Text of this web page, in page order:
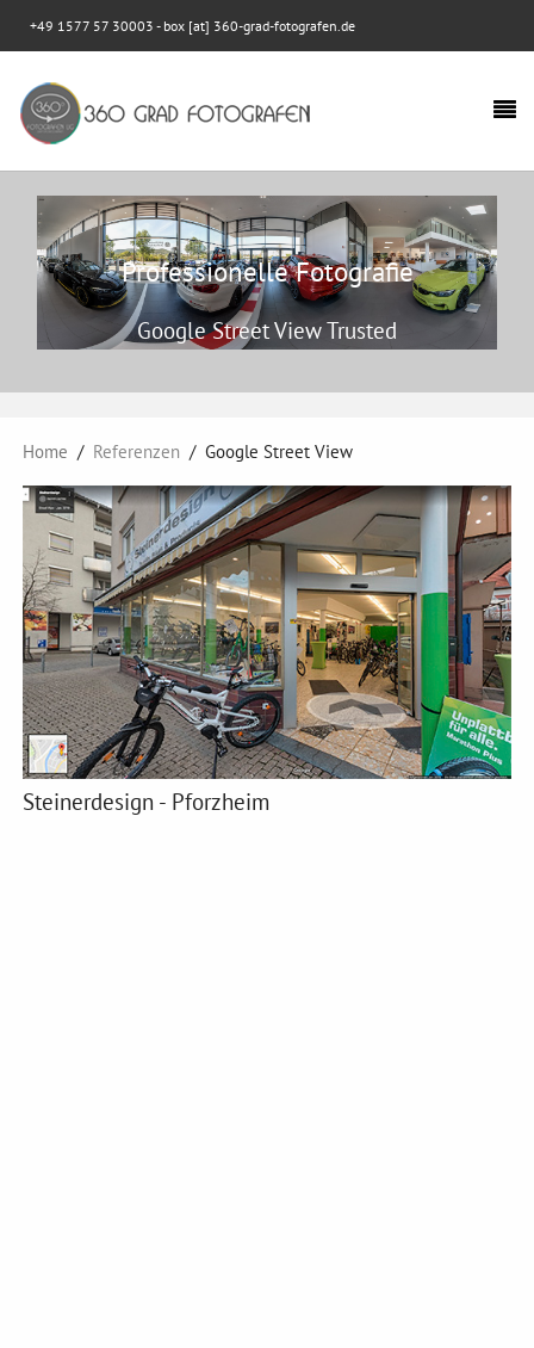
+49 1577 57 30003 - box [at] 360-grad-fotografen.de
Professionelle Fotografie
Google Street View Trusted
Home Referenzen Google Street View
Steinerdesign - Pforzheim